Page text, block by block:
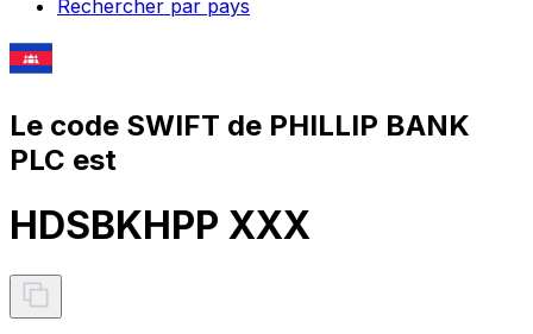
Rechercher par pays
Le code SWIFT de PHILLIP BANK
PLC est
HDSBKHPP XXX